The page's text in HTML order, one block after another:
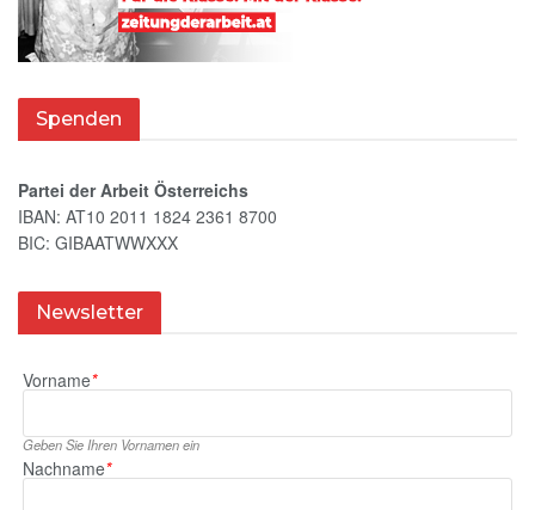
Spenden
Partei der Arbeit Österreichs
IBAN: AT10 2011 1824 2361 8700
BIC: GIBAATWWXXX
Newsletter
Vorname*
Geben Sie Ihren Vornamen ein
Nachname*